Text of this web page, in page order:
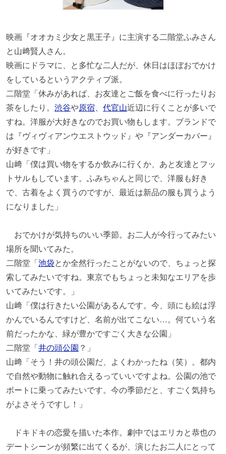
映画『オオカミ少女と黒王子』に主演する二階堂ふみさん
と山﨑賢人さん。
映画にドラマに、と多忙な二人だが、休日はほぼおでかけ
をしているというアクティブ派。
二階堂「休みがあれば、お友達とご飯を食べに行ったりお
茶をしたり。 渋谷や原宿、 代官山近辺に行くことが多いで
すね。洋服が大好きなのでお買い物もします。ブランドで
は『ヴィヴィアンウエストウッド』や『アンダーカバー』
が好きです」
山﨑「僕は買い物をするか飲みに行くか、あと友達とフッ
トサルもしています。ふみちゃんと同じで、洋服も好き
で、古着をよく買うのですが、最近は新品の服も買うよう
になりました」
おでかけが気持ちのいい季節。お二人が今行ってみたい
場所を聞いてみた。
二階堂「池袋とか全然行ったことがないので、ちょっと探
索してみたいですね。東京でもちょっと未知なエリアを歩
いてみたいです。」
山﨑「僕は行きたい公園があるんです。今、頭にも絵は浮
かんでいるんですけど、名前が出てこない…。何ていう名
前だったかな、緑が豊かですごく大きな公園」
二階堂「井の頭公園 ？」
山﨑「そう！井の頭公園だ、よくわかったね（笑）。都内
で自然や動物に触れ合えるっていいですよね。公園の池で
ボートに乗ってみたいです。今の季節だと、すごく気持ち
がよさそうですし！」
ドキドキの恋愛を描いた本作。劇中ではエリカと恭也の
デートシーンが頻繁に出てくるが、演じたお二人にとって